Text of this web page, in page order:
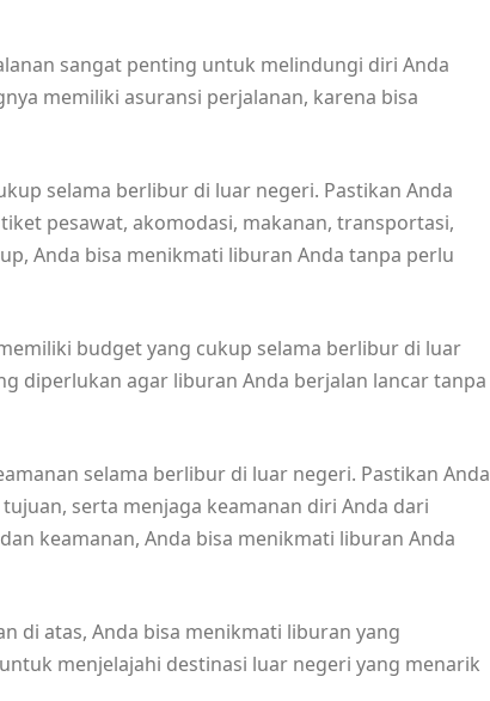
sangat penting untuk melindungi diri Anda
memiliki asuransi perjalanan, karena bisa
selama berlibur di luar negeri. Pastikan Anda
pesawat, akomodasi, makanan, transportasi,
Anda bisa menikmati liburan Anda tanpa perlu
budget yang cukup selama berlibur di luar
diperlukan agar liburan Anda berjalan lancar tanpa
selama berlibur di luar negeri. Pastikan Anda
serta menjaga keamanan diri Anda dari
keamanan, Anda bisa menikmati liburan Anda
di atas, Anda bisa menikmati liburan yang
menjelajahi destinasi luar negeri yang menarik